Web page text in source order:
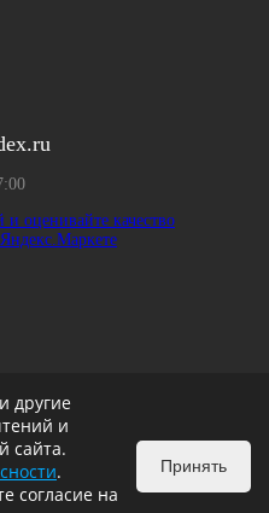
другие
и
сайта.
.
согласие на
Принять